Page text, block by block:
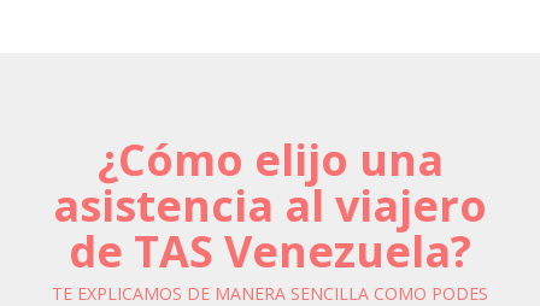
¿Cómo elijo una
asistencia al viajero
de TAS Venezuela?
TE EXPLICAMOS DE MANERA SENCILLA COMO PODES